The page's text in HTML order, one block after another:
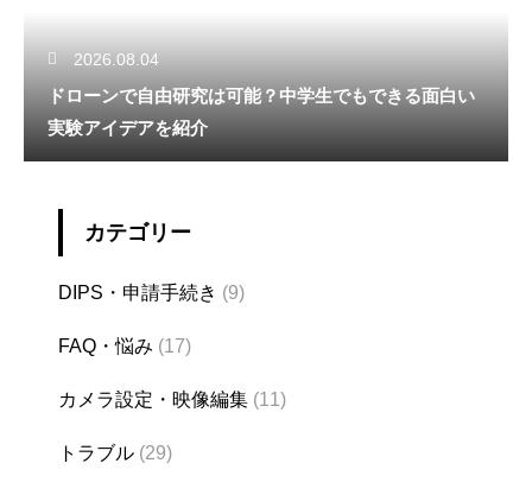
2026.08.04
ドローンで自由研究は可能？中学生でもできる面白い
実験アイデアを紹介
カテゴリー
DIPS・申請手続き (9)
FAQ・悩み (17)
カメラ設定・映像編集 (11)
トラブル (29)